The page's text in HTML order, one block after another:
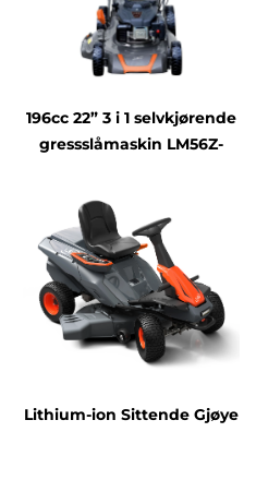
196cc 22” 3 i 1 selvkjørende
gressslåmaskin LM56Z-
Lithium-ion Sittende Gjøye